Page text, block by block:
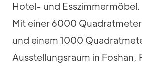
Hotel- und Esszimmermöbel.
Mit einer 6000
und einem 1000
Ausstellungsraum in Foshan,